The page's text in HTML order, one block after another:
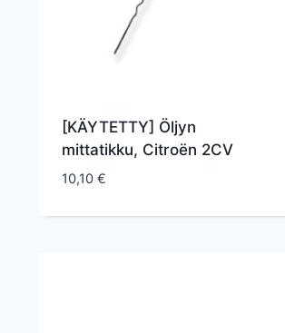
[KÄYTETTY] Öljyn
mittatikku, Citroën 2CV
10,10 €